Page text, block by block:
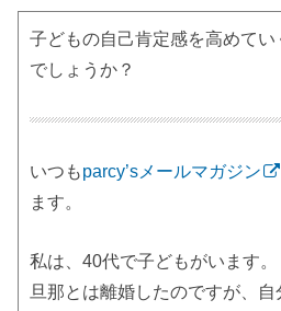
子どもの自己肯定感を高めて
でしょうか？
いつもparcy’sメールマガジン
ます。
私は、40代で子どもがいます。
旦那とは離婚したのですが、